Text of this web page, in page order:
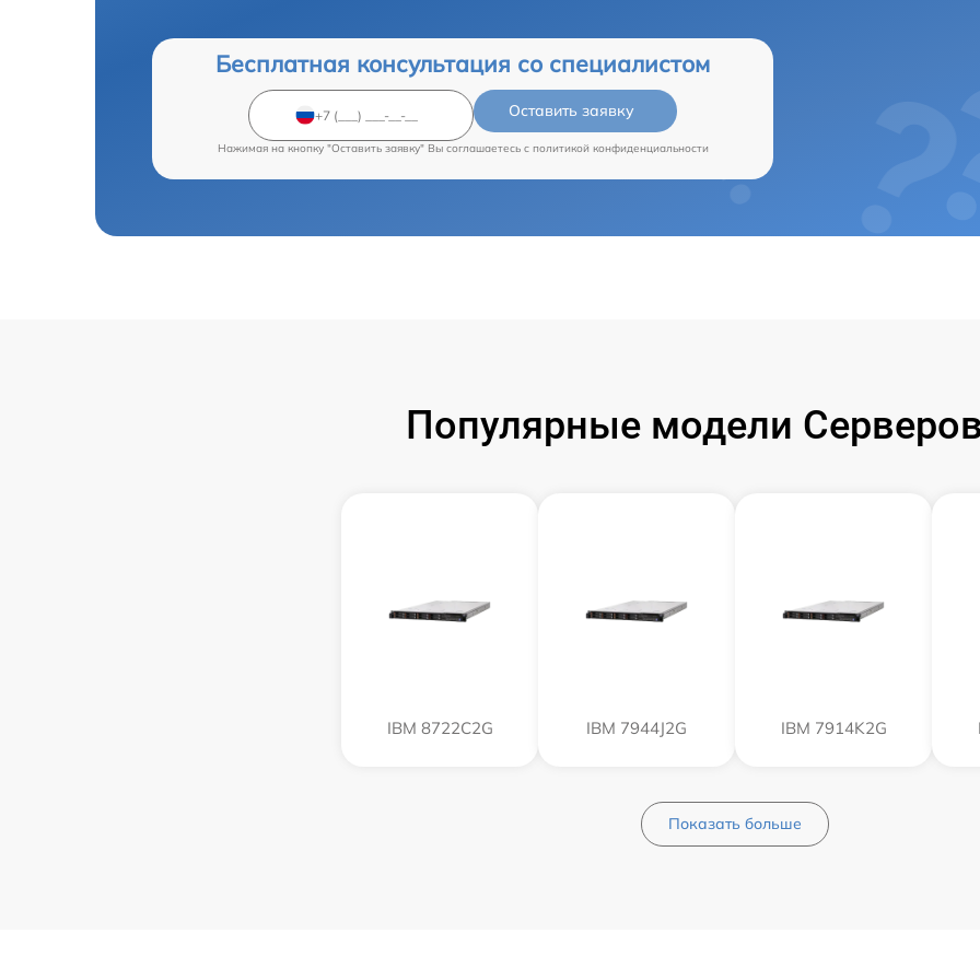
Бесплатная консультация со специалистом
Оставить заявку
Нажимая на кнопку "Оставить заявку" Вы соглашаетесь c политикой конфиденциальности
Популярные модели
IBM 8722C2G IBM 7944J2G IBM 7914K2G
Показать больше